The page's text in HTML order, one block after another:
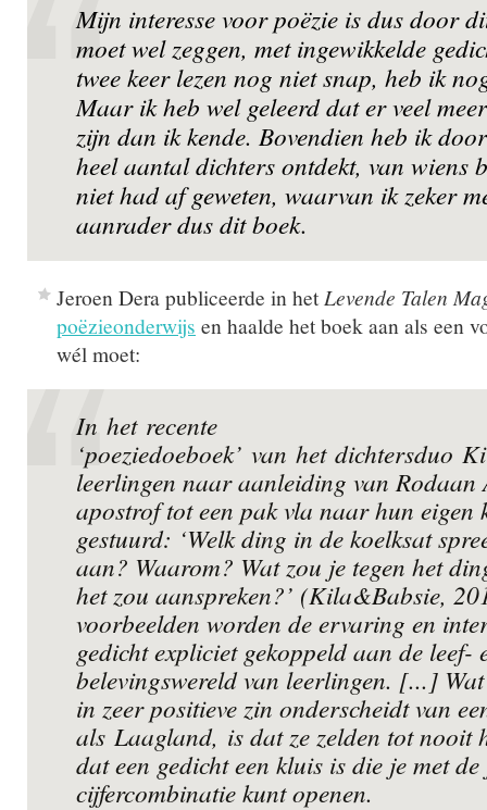
Mijn interesse voor poëzie is dus door
moet wel zeggen, met ingewikkelde
twee keer lezen nog niet snap, heb ik
Maar ik heb wel geleerd dat er veel
zijn dan ik kende. Bovendien heb ik
heel aantal dichters ontdekt, van wiens
niet had af geweten, waarvan ik zeker
aanrader dus dit boek.
Jeroen Dera publiceerde in hetLevende Talen
poëzieonderwijs en haalde het boek aan als een
wél moet:
In het recente
‘poeziedoeboek’ van het dichtersduo
leerlingen naar aanleiding van Rodaan
apostrof tot een pak vla naar hun eigen
gestuurd: ‘Welk ding in de koelksat
aan? Waarom? Wat zou je tegen het
het zou aanspreken?’ (Kila&Babsie,
voorbeelden worden de ervaring en
gedicht expliciet gekoppeld aan de leef-
belevingswereld van leerlingen. [...]
in zeer positieve zin onderscheidt van
als Laagland, is dat ze zelden tot nooit
dat een gedicht een kluis is die je met
cijfercombinatie kunt openen.